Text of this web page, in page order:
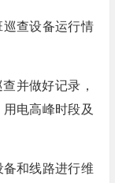
查设备运行情
并做好记录，
电高峰时段及
和线路进行维